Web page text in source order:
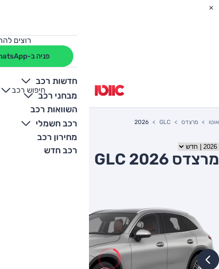
רוצים
פניה ב-WhatsApp
חדשות רכב
מבחני רכב
השוואות רכב
רכב חשמלי
מחירון רכב
רכב חדש
חיפוש רכב
+
-
אוטו מרצדס GLC
2026
מרצדס GLC 2026